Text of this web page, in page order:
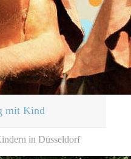
mit Kind
in Düsseldorf